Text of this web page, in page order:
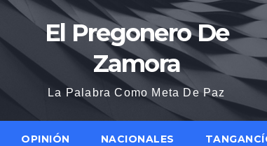
El Pregonero De
Zamora
La Palabra Como Meta De Paz
OPINIÓN NACIONALES